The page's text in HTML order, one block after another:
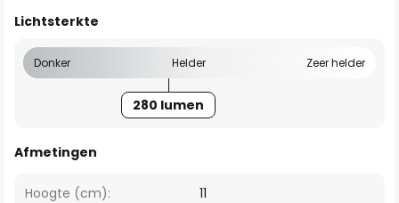
Lichtsterkte
Donker Helder Zeer helder
280 lumen
Afmetingen
Hoogte (cm): 11